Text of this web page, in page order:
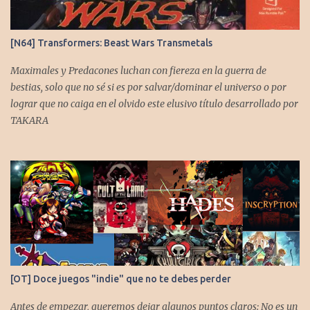
[N64] Transformers: Beast Wars Transmetals
Maximales y Predacones luchan con fiereza en la guerra de
bestias, solo que no sé si es por salvar/dominar el universo o por
lograr que no caiga en el olvido este elusivo título desarrollado por
TAKARA
[OT] Doce juegos "indie" que no te debes perder
Antes de empezar, queremos dejar algunos puntos claros: No es un